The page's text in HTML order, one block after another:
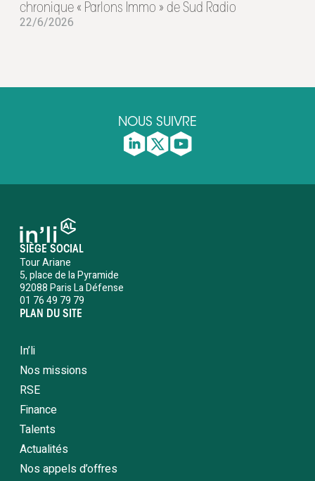
chronique « Parlons Immo » de Sud Radio
22/6/2026
NOUS SUIVRE
SIÈGE SOCIAL
Tour Ariane
5, place de la Pyramide
92088 Paris La Défense
01 76 49 79 79
PLAN DU SITE
In’li
Nos missions
RSE
Finance
Talents
Actualités
Nos appels d’offres